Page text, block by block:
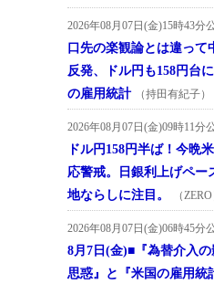
2026年08月07日(金)15時43分
口先の楽観論とは違って
反発、ドル円も158円台
の雇用統計
（持田有紀子）
2026年08月07日(金)09時11分
ドル円158円半ば！今晩
応警戒。日銀利上げペー
地ならしに注目。
（ZERO
2026年08月07日(金)06時45分
8月7日(金)■『為替介入
思惑』と『米国の雇用統